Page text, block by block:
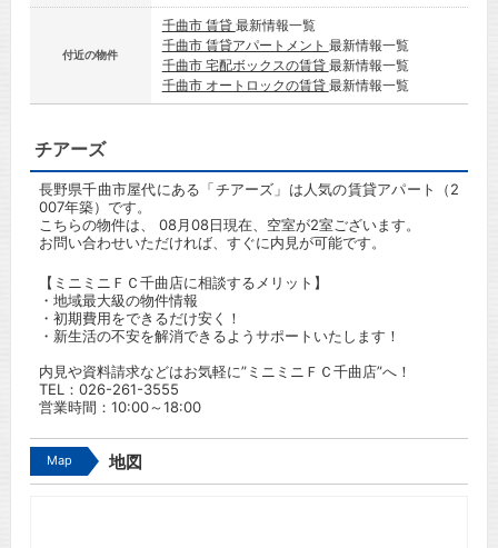
付近の物件
千曲市 賃貸 最新情報一覧
千曲市 賃貸アパートメント 最新情報一覧
千曲市 宅配ボックスの賃貸 最新情報一覧
千曲市 オートロックの賃貸 最新情報一覧
チアーズ
長野県千曲市屋代にある「チアーズ」は人気の賃貸アパート（2
007年築）です。
こちらの物件は、 08月08日現在、空室が2室ございます。
お問い合わせいただければ、すぐに内見が可能です。
【ミニミニＦＣ千曲店に相談するメリット】
・地域最大級の物件情報
・初期費用をできるだけ安く！
・新生活の不安を解消できるようサポートいたします！
内見や資料請求などはお気軽に”ミニミニＦＣ千曲店”へ！
TEL： 026-261-3555
営業時間：10:00～18:00
Map 地図